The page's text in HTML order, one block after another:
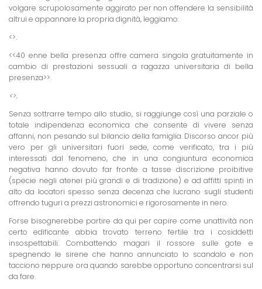
volgare scrupolosamente aggirato per non offendere la sensibilità
altrui e appannare la propria dignità, leggiamo:
<>.
<<40 enne bella presenza offre camera singola gratuitamente in
cambio di prestazioni sessuali a ragazza universitaria di bella
presenza>>.
<>.
Senza sottrarre tempo allo studio, si raggiunge così una parziale o
totale indipendenza economica che consente di vivere senza
affanni, non pesando sul bilancio della famiglia. Discorso ancor più
vero per gli universitari fuori sede, come verificato, tra i più
interessati dal fenomeno, che in una congiuntura economica
negativa hanno dovuto far fronte a tasse discrizione proibitive
(specie negli atenei più grandi e di tradizione) e ad affitti spinti in
alto da locatori spesso senza decenza che lucrano sugli studenti
offrendo tuguri a prezzi astronomici e rigorosamente in nero.
Forse bisognerebbe partire da qui per capire come unattività non
certo edificante abbia trovato terreno fertile tra i cosiddetti
insospettabili. Combattendo magari il rossore sulle gote e
spegnendo le sirene che hanno annunciato lo scandalo e non
tacciono neppure ora quando sarebbe opportuno concentrarsi sul
da fare.